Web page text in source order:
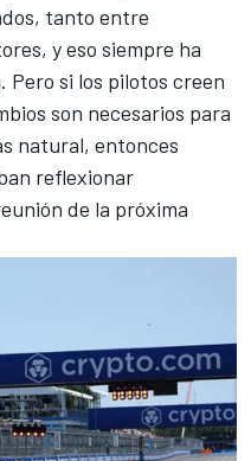
tanto entre
y eso siempre ha
Pero si los pilotos creen
son necesarios para
natural, entonces
reflexionar
de la próxima